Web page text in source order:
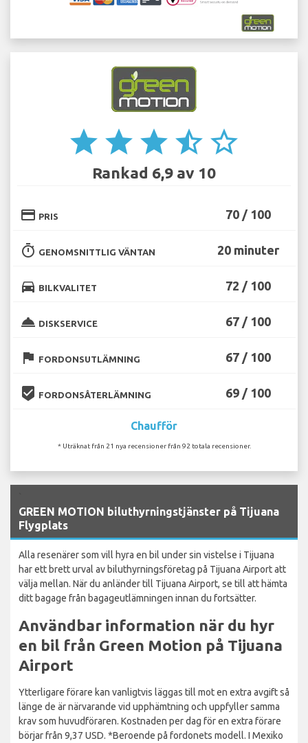
star star star star_half star_border
Rankad 6,9 av 10
credit_card PRIS 70 / 100
timer GENOMSNITTLIG VÄNTAN 20 minuter
directions_car BILKVALITET 72 / 100
room_service DISKSERVICE 67 / 100
flag FORDONSUTLÄMNING 67 / 100
beenhere FORDONSÅTERLÄMNING 69 / 100
Chaufför
* Uträknat från 21 nya recensioner från 92 totala recensioner.
GREEN MOTION biluthyrningstjänster på Tijuana
Flygplats
Alla resenärer som vill hyra en bil under sin vistelse i Tijuana
har ett brett urval av biluthyrningsföretag på Tijuana Airport att
välja mellan. När du anländer till Tijuana Airport, se till att hämta
ditt bagage från bagageutlämningen innan du fortsätter.
Användbar information när du hyr
en bil från Green Motion på Tijuana
Airport
Ytterligare förare kan vanligtvis läggas till mot en extra avgift så
länge de är närvarande vid upphämtning och uppfyller samma
krav som huvudföraren. Kostnaden per dag för en extra förare
börjar från 9,37 USD. *Beroende på fordonets modell. I Mexiko